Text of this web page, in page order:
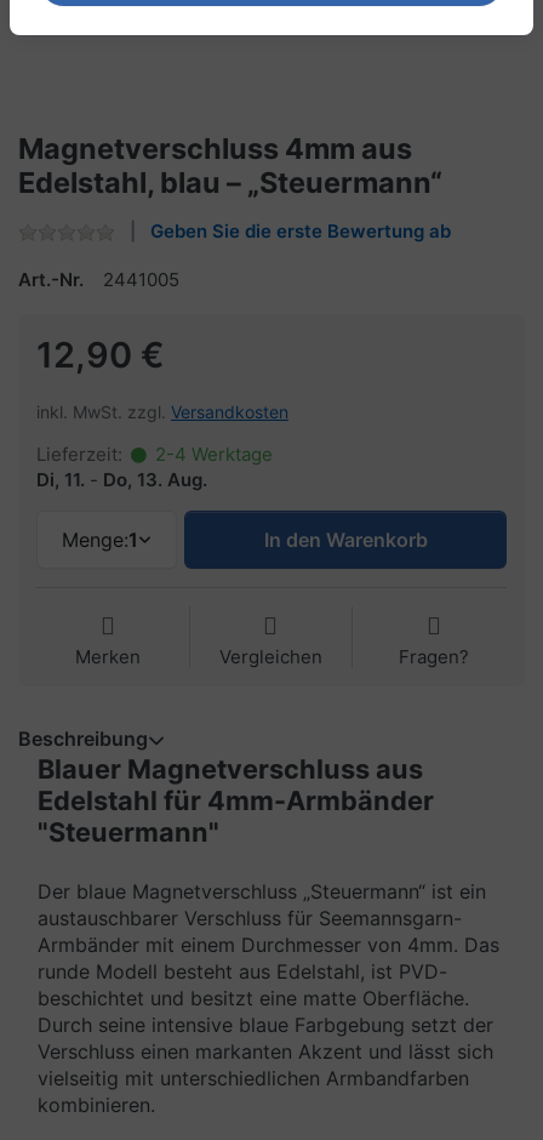
Magnetverschluss 4mm aus
Edelstahl, blau – „Steuermann“
Geben Sie die erste Bewertung ab
Art.-Nr. 2441005
12,90 €
inkl. MwSt. zzgl. Versandkosten
Lieferzeit:
2-4 Werktage
Di, 11. - Do, 13. Aug.
Menge:1 In den Warenkorb
Merken Vergleichen Fragen?
Beschreibung
Blauer Magnetverschluss aus
Edelstahl für 4mm-Armbänder
"Steuermann"
Der blaue Magnetverschluss „Steuermann“ ist ein
austauschbarer Verschluss für Seemannsgarn-
Armbänder mit einem Durchmesser von 4mm. Das
runde Modell besteht aus Edelstahl, ist PVD-
beschichtet und besitzt eine matte Oberfläche.
Durch seine intensive blaue Farbgebung setzt der
Verschluss einen markanten Akzent und lässt sich
vielseitig mit unterschiedlichen Armbandfarben
kombinieren.